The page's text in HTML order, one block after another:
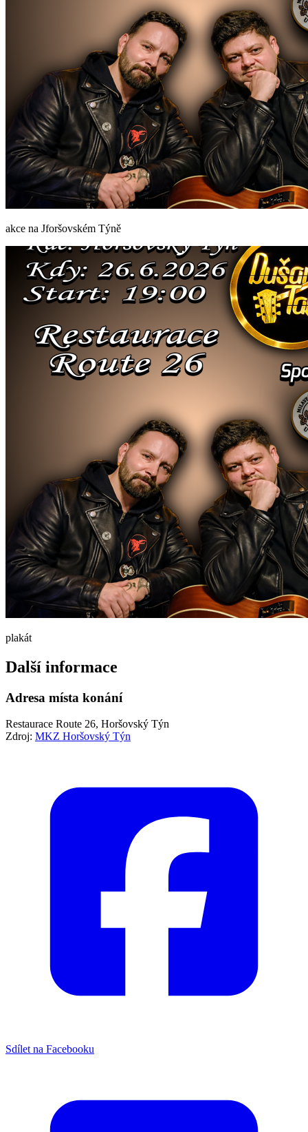
akce na Jforšovském Týně
plakát
Další informace
Adresa místa konání
Restaurace Route 26, Horšovský Týn
Zdroj: MKZ Horšovský Týn
Sdílet na Facebooku